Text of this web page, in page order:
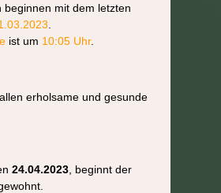
beginnen mit dem letzten
ist um 10:05 Uhr.
erholsame und gesunde
24.04.2023 , beginnt der